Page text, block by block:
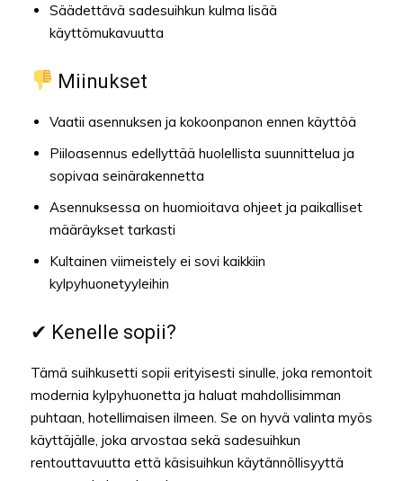
Säädettävä sadesuihkun kulma lisää
käyttömukavuutta
Miinukset
Vaatii asennuksen ja kokoonpanon ennen käyttöä
Piiloasennus edellyttää huolellista suunnittelua ja
sopivaa seinärakennetta
Asennuksessa on huomioitava ohjeet ja paikalliset
määräykset tarkasti
Kultainen viimeistely ei sovi kaikkiin
kylpyhuonetyyleihin
✔ Kenelle sopii?
Tämä suihkusetti sopii erityisesti sinulle, joka remontoit
modernia kylpyhuonetta ja haluat mahdollisimman
puhtaan, hotellimaisen ilmeen. Se on hyvä valinta myös
käyttäjälle, joka arvostaa sekä sadesuihkun
rentouttavuutta että käsisuihkun käytännöllisyyttä